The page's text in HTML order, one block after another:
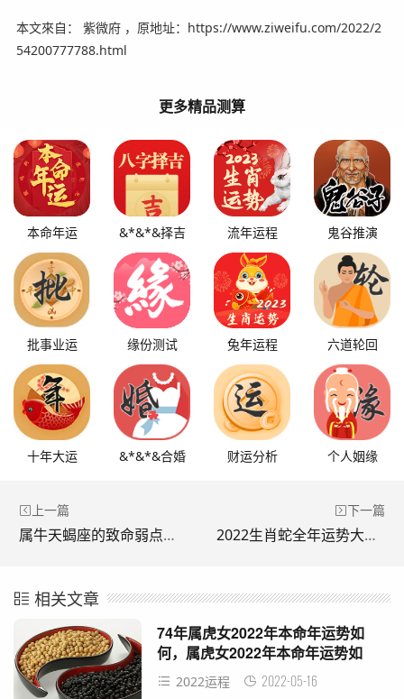
本文來自： 紫微府 ，原地址：https://www.ziweifu.com/2022/2
54200777788.html
更多精品测算
本命年运 &*&*&择吉 流年运程 鬼谷推演
批事业运 缘份测试 兔年运程 六道轮回
十年大运 &*&*&合婚 财运分析 个人姻缘
上一篇
属牛天蝎座的致命弱点，天蝎座优点和缺点
下一篇
2022生肖蛇全年运势大全，2022年运势12生肖运势详解
相关文章
74年属虎女2022年本命年运势如
何，属虎女2022年本命年运势如
何？2022运程 2022-05-16